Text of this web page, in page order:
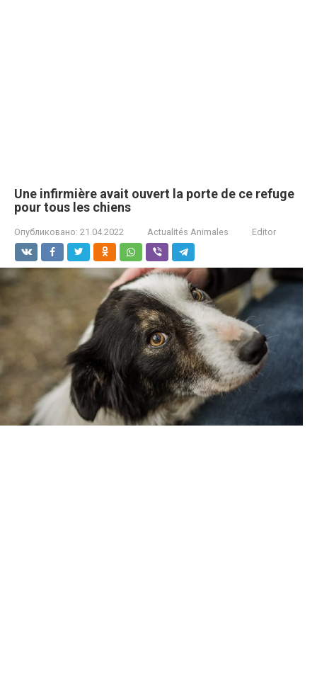
Une infirmière avait ouvert la porte de ce refuge
pour tous les chiens
Опубликовано: 21.04.2022 Actualités Animales Editor